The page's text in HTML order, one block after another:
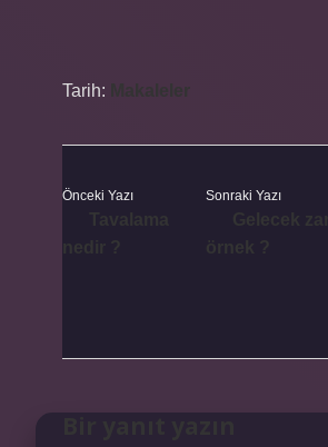
Tarih:
Önceki Yazı Sonraki Yazı